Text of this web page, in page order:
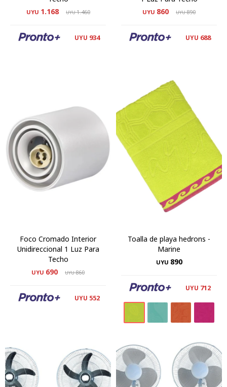
UYU 1.168 UYU1.460
UYU 934
UYU 860 UYU890
UYU 688
Foco Cromado Interior
Unidireccional 1 Luz Para
Techo
UYU 690 UYU860
UYU 552
Toalla de playa hedrons -
Marine
UYU 890
UYU 712